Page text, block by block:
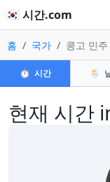
🇰🇷 시간.com
홈 국가 콩고 민
⏱️ 시간 🌦️
현재 시간